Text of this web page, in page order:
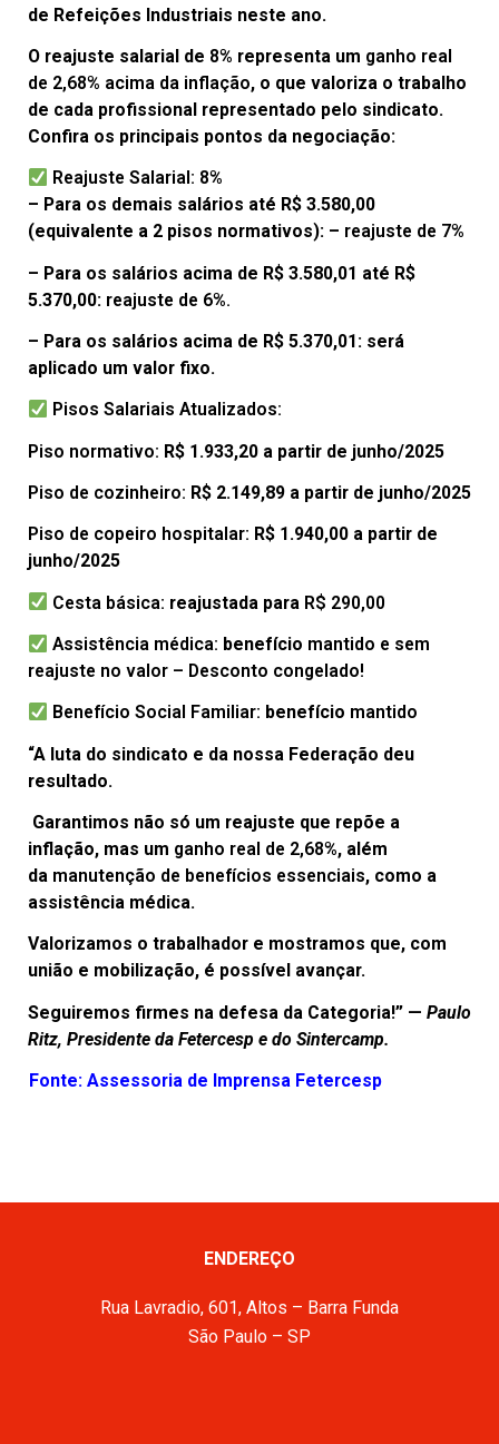
de Refeições Industriais neste ano.
O reajuste salarial de 8% representa um ganho real
de 2,68% acima da inflação, o que valoriza o trabalho
de cada profissional representado pelo sindicato.
Confira os principais pontos da negociação:
Reajuste Salarial: 8%
– Para os demais salários até R$ 3.580,00
(equivalente a 2 pisos normativos): – reajuste de 7%
– Para os salários acima de R$ 3.580,01 até R$
5.370,00: reajuste de 6%.
– Para os salários acima de R$ 5.370,01: será
aplicado um valor fixo.
Pisos Salariais Atualizados:
Piso normativo: R$ 1.933,20 a partir de junho/2025
Piso de cozinheiro: R$ 2.149,89 a partir de junho/2025
Piso de copeiro hospitalar: R$ 1.940,00 a partir de
junho/2025
Cesta básica: reajustada para R$ 290,00
Assistência médica: benefício mantido e sem
reajuste no valor – Desconto congelado!
Benefício Social Familiar: benefício mantido
“A luta do sindicato e da nossa Federação deu
resultado.
Garantimos não só um reajuste que repõe a
inflação, mas um ganho real de 2,68%, além
da manutenção de benefícios essenciais, como a
assistência médica.
Valorizamos o trabalhador e mostramos que, com
união e mobilização, é possível avançar.
Seguiremos firmes na defesa da Categoria!” — Paulo
Ritz, Presidente da Fetercesp e do Sintercamp.
Fonte: Assessoria de Imprensa Fetercesp
ENDEREÇO
Rua Lavradio, 601, Altos – Barra Funda
São Paulo – SP